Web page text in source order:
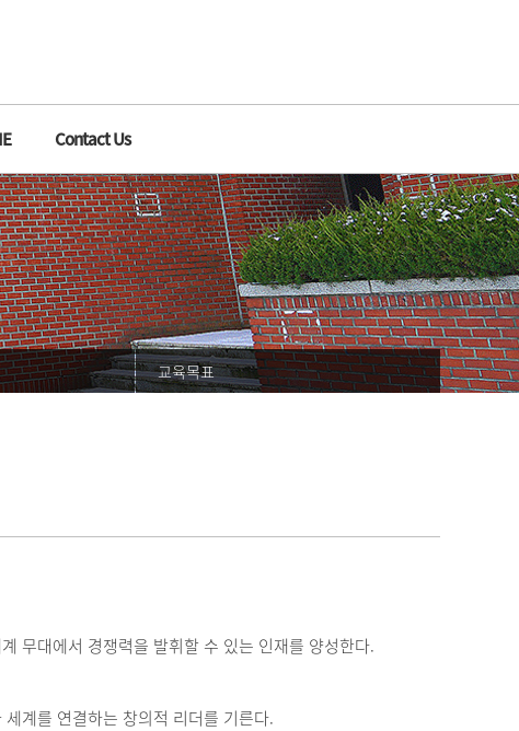
Contact Us
교육목표
무대에서 경쟁력을 발휘할 수 있는 인재를 양성한다.
계를 연결하는 창의적 리더를 기른다.